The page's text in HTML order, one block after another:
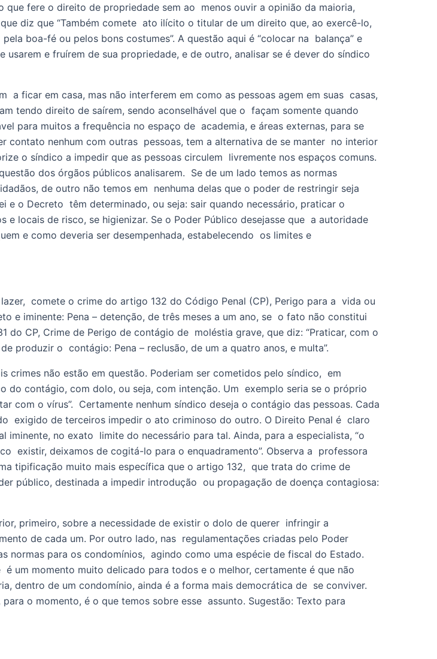
fere o direito de propriedade sem ao  menos ouvir a opinião da maioria,
diz que “Também comete  ato ilícito o titular de um direito que, ao exercê-lo,
boa-fé ou pelos bons costumes”. A questão aqui é “colocar na  balança” e
e fruírem de sua propriedade, e de outro, analisar se é dever do síndico
a ficar em casa, mas não interferem em como as pessoas agem em suas  casas,
tendo direito de saírem, sendo aconselhável que o  façam somente quando
para muitos a frequência no espaço de  academia, e áreas externas, para se
contato nenhum com outras  pessoas, tem a alternativa de se manter  no interior
o síndico a impedir que as pessoas circulem  livremente nos espaços comuns.
dos órgãos públicos analisarem.  Se de um lado temos as normas
de outro não temos em  nenhuma delas que o poder de restringir seja
o Decreto  têm determinado, ou seja: sair quando necessário, praticar o
locais de risco, se higienizar. Se o Poder Público desejasse que  a autoridade
e como deveria ser desempenhada, estabelecendo  os limites e
e iminente: Pena – detenção, de três meses a um ano, se  o fato não constitui
do CP, Crime de Perigo de contágio de  moléstia grave, que diz: “Praticar, com o
produzir o  contágio: Pena – reclusão, de um a quatro anos, e multa”.
crimes não estão em questão. Poderiam ser cometidos pelo síndico,  em
do contágio, com dolo, ou seja, com intenção. Um  exemplo seria se o próprio
com o vírus”.  Certamente nenhum síndico deseja o contágio das pessoas. Cada
exigido de terceiros impedir o ato criminoso do outro. O Direito Penal é  claro
no exato  limite do necessário para tal. Ainda, para a especialista, “o
existir, deixamos de cogitá-lo para o enquadramento”. Observa a  professora
tipificação muito mais específica que o artigo 132,  que trata do crime de
público, destinada a impedir introdução  ou propagação de doença contagiosa:
primeiro, sobre a necessidade de existir o dolo de querer  infringir a
de cada um. Por outro lado, nas  regulamentações criadas pelo Poder
para os condomínios,  agindo como uma espécie de fiscal do Estado.
um momento muito delicado para todos e o melhor, certamente é que não
dentro de um condomínio, ainda é a forma mais democrática de  se conviver.
o momento, é o que temos sobre esse  assunto. Sugestão: Texto para